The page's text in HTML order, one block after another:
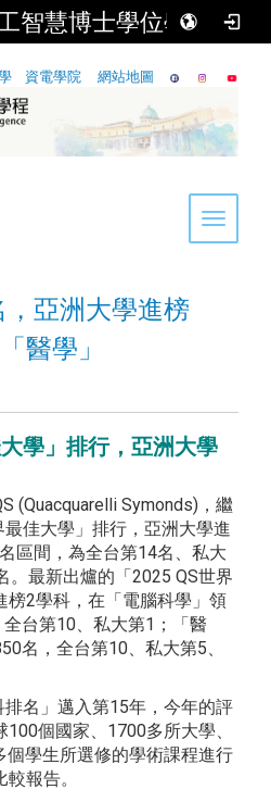
智慧博士學位學程
資電學院 網站地圖
Toggle
亞洲大學進榜
醫學」
大學」排行，亞洲大學
(Quacquarelli Symonds)，繼
佳大學」排行，亞洲大學進
區間，為全台第14名、私大
。最新出爐的「2025 QS世界
榜2學科，在「電腦科學」領
台第10、私大第1；「醫
名，全台第10、私大第5、
排名」邁入第15年，今年的評
個國家、1700多所大學、
學生所選修的學術課程進行
報告。